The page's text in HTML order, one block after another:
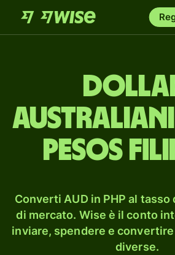
pesos
Converti AUD in PHP al tasso
di mercato. Wise è il conto
inviare, spendere e
diverse.